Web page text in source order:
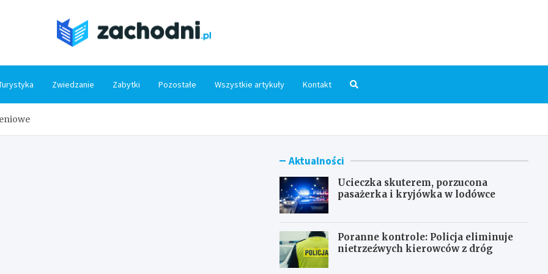
Zwiedzanie Zabytki Pozostałe Wszystkie artykuły Kontakt
Aktualności
Ucieczka skuterem, porzucona
pasażerka i kryjówka w lodówce
Poranne kontrole: Policja eliminuje
nietrzeźwych kierowców z dróg